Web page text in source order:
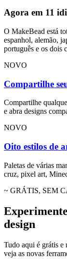
Agora em 11
O MakeBead está
espanhol, alemão,
português e os dois
NOVO
Compartilhe
Compartilhe
e abra designs
NOVO
Oito estilos de
Paletas de várias
cruz, pixel art,
~ GRÁTIS, SEM
design
Tudo aqui é grátis e
veja as novas